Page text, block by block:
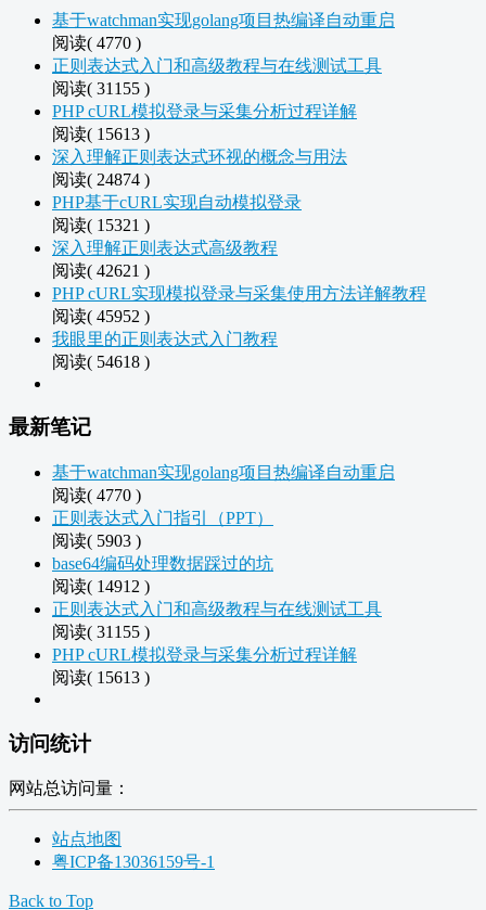
基于watchman实现golang项目热编译自动重启
阅读( 4770 )
正则表达式入门和高级教程与在线测试工具
阅读( 31155 )
PHP cURL模拟登录与采集分析过程详解
阅读( 15613 )
深入理解正则表达式环视的概念与用法
阅读( 24874 )
PHP基于cURL实现自动模拟登录
阅读( 15321 )
深入理解正则表达式高级教程
阅读( 42621 )
PHP cURL实现模拟登录与采集使用方法详解教程
阅读( 45952 )
我眼里的正则表达式入门教程
阅读( 54618 )
最新笔记
基于watchman实现golang项目热编译自动重启
阅读( 4770 )
正则表达式入门指引（PPT）
阅读( 5903 )
base64编码处理数据踩过的坑
阅读( 14912 )
正则表达式入门和高级教程与在线测试工具
阅读( 31155 )
PHP cURL模拟登录与采集分析过程详解
阅读( 15613 )
访问统计
网站总访问量：
站点地图
粤ICP备13036159号-1
Back to Top